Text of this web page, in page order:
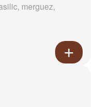
merguez,